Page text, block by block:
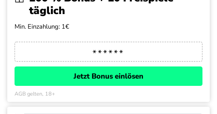
täglich
Min. Einzahlung: 1€
Jetzt Bonus einlösen
AGB gelten, 18+